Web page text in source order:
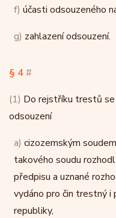
f) účasti odsouzeného
g) zahlazení odsouzení.
§ 4 #
(1) Do rejstříku trestů se
odsouzení
a) cizozemským
takového soudu
předpisu a uznané
vydáno pro čin trestný i
republiky,